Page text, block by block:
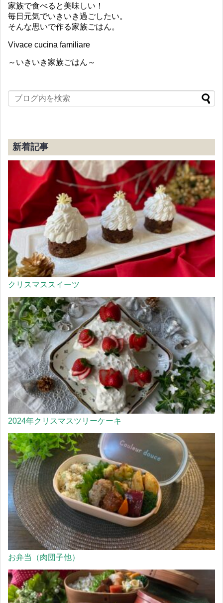
家族で食べると美味しい！
毎日元気でいきいき過ごしたい。
そんな思いで作る家族ごはん。
Vivace cucina familiare
～いきいき家族ごはん～
新着記事
クリスマススイーツ
2024年クリスマスツリーケーキ
お弁当（肉団子他）